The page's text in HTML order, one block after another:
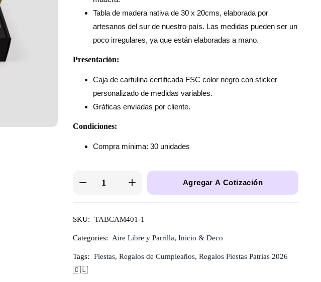
Tabla de madera nativa de 30 x 20cms, elaborada por
artesanos del sur de nuestro país. Las medidas pueden ser un
poco irregulares, ya que están elaboradas a mano.
Presentación:
Caja de cartulina certificada FSC color negro con sticker
personalizado de medidas variables.
Gráficas enviadas por cliente.
Condiciones:
Compra mínima: 30 unidades
Agregar A Cotización
SKU: TABCAM401-1
Categories: Aire Libre y Parrilla, Inicio & Deco
Tags: Fiestas, Regalos de Cumpleaños, Regalos Fiestas Patrias 2026
🇨🇱